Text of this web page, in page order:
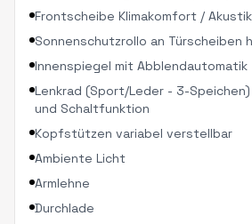
Frontscheibe Klimakomfort /
Sonnenschutzrollo an Türscheiben
Innenspiegel mit Abblendautomatik
Lenkrad (Sport/Leder - 3-
und Schaltfunktion
Kopfstützen variabel verstellbar
Ambiente Licht
Armlehne
Durchlade